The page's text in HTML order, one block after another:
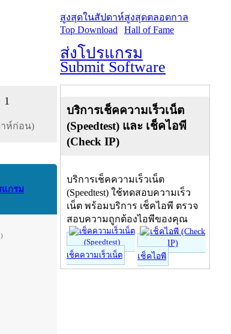
1
ห์ก่อน)
แกรม
)
สูงสุดในสัปดาห์
Top Download
สูงสุดตลอดกาล
Hall of Fame
ส่งโปรแกรม
Submit Software
บริการเช็คความเร็วเน็ต
(Speedtest) และ เช็คไอพี
(Check IP)
บริการเช็คความเร็วเน็ต
(Speedtest) ใช้ทดสอบความเร็ว
เน็ต พร้อมบริการ เช็คไอพี ตรวจ
สอบความถูกต้องไอพีของคุณ
เช็คความเร็วเน็ต เช็คไอพี